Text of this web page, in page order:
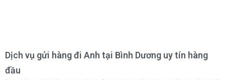
Dịch vụ gửi hàng đi Anh tại Bình Dương uy tín hàng
đầu